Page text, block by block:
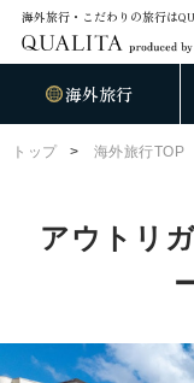
海外旅行・こだわりの旅行は
海外旅行
トップ 海外旅行TOP
アウトリ